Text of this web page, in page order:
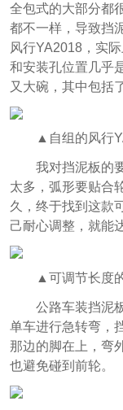
全包式的大部分都
都不一样，导致挡
风行YA2018，实
和安装孔位置几乎
又大碗，其中包括
▲自组的风行
我对挡泥板的
太多，弧形要贴合
久，终于找到这款
己耐心调整，就能
▲可调节长度
公路车装挡泥
单车进行急转弯，
那边的脚在上，弯
也避免碰到前轮。